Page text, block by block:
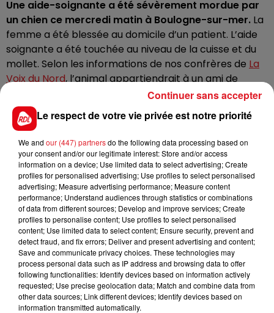
Une aide-soignante a été sévèrement mordue par
un chien ce mercredi matin à Boulogne-sur-mer. La
femme a été blessée au domicile d’un patient. L’aide
soignante a été touchée au niveau de la cuisse et du
mollet. Selon les informations de nos confrères de La
Voix du Nord, l’animal appartiendrait à un ami de
l’homme soigné. Les circonstances des faits ne sont
pas connues. Le chien, un american bully,
pas de permis de détention.Il a été emmené par le
service Opale Capture, puis placé en fourrière pour
effectuer un contrôle sanitaire et une analyse
comportementale.
La victime, elle, a été prise en charge par les pompiers
et hospitalisée.
FIL D'ACTUS
Le respect de votre vie privée est notre priorité
We and our (447) partnersdo the following data processing based on
your consent and/or our legitimate interest: Store and/or access
information on a device; Use limited data to select advertising; Create
profiles for personalised advertising; Use profiles to select personalised
advertising; Measure advertising performance; Measure content
performance; Understand audiences through statistics or combinations
of data from different sources; Develop and improve services; Create
profiles to personalise content; Use profiles to select personalised
content; Use limited data to select content; Ensure security, prevent and
detect fraud, and fix errors; Deliver and present advertising and content;
Save and communicate privacy choices. These technologies may
process personal data such as IP address and browsing data to offer
following functionalities: Identify devices based on information actively
requested; Use precise geolocation data; Match and combine data from
other data sources; Link different devices; Identify devices based on
information transmitted automatically.
Continuer sans accepter